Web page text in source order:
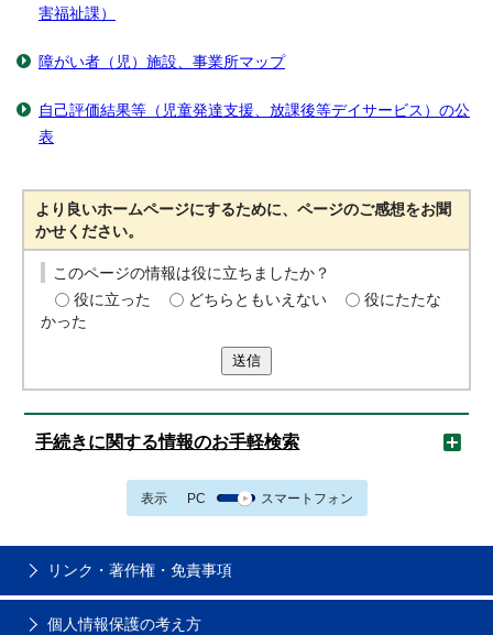
害福祉課）
障がい者（児）施設、事業所マップ
自己評価結果等（児童発達支援、放課後等デイサービス）の公
表
より良いホームページにするために、ページのご感想をお聞
かせください。
このページの情報は役に立ちましたか？
役に立った
どちらともいえない
役にたたな
かった
送信
手続きに関する情報のお手軽検索
表示 PC スマートフォン
リンク・著作権・免責事項
個人情報保護の考え方